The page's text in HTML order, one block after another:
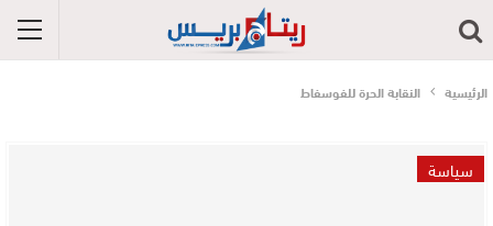
الرئيسية النقابة الحرة للفوسفاط
سياسة